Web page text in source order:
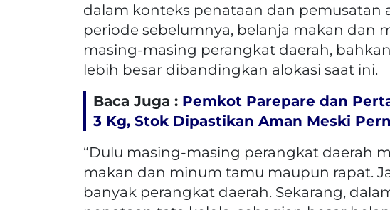
dalam konteks penataan dan pemusatan
periode sebelumnya, belanja makan dan
masing-masing perangkat daerah,
lebih besar dibandingkan alokasi saat ini.
Baca Juga : Pemkot Parepare dan
3 Kg, Stok Dipastikan Aman Meski
“Dulu masing-masing perangkat daerah
makan dan minum tamu maupun rapat.
banyak perangkat daerah. Sekarang,